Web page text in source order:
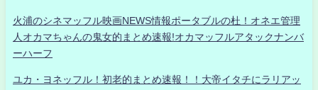
火浦のシネマッフル映画NEWS情報ポータブルの杜！オネエ管理
人オカマちゃんの鬼女的まとめ速報!オカマッフルアタックナンバ
ーハーフ
ユカ・ヨネッフル！初老的まとめ速報！！大帝イタチにラリアッ